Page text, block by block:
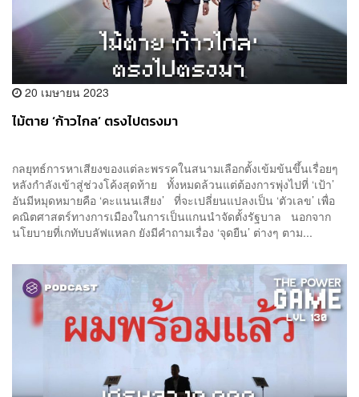
20 เมษายน 2023
ไม้ตาย ‘ก้าวไกล’ ตรงไปตรงมา
กลยุทธ์การหาเสียงของแต่ละพรรคในสนามเลือกตั้งเข้มข้นขึ้นเรื่อยๆ
หลังกำลังเข้าสู่ช่วงโค้งสุดท้าย ทั้งหมดล้วนแต่ต้องการพุ่งไปที่ ‘เป้า’
อันมีหมุดหมายคือ ‘คะแนนเสียง’ ที่จะเปลี่ยนแปลงเป็น ‘ตัวเลข’ เพื่อ
คณิตศาสตร์ทางการเมืองในการเป็นแกนนำจัดตั้งรัฐบาล นอกจาก
นโยบายที่เกทับบลัฟแหลก ยังมีคำถามเรื่อง ‘จุดยืน’ ต่างๆ ตาม...